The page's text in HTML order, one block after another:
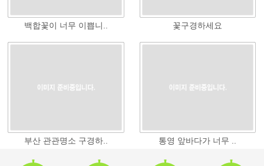
백합꽃이 너무 이쁩니.. 꽃구경하세요
부산 관관명소 구경하.. 통영 앞바다가 너무 ..